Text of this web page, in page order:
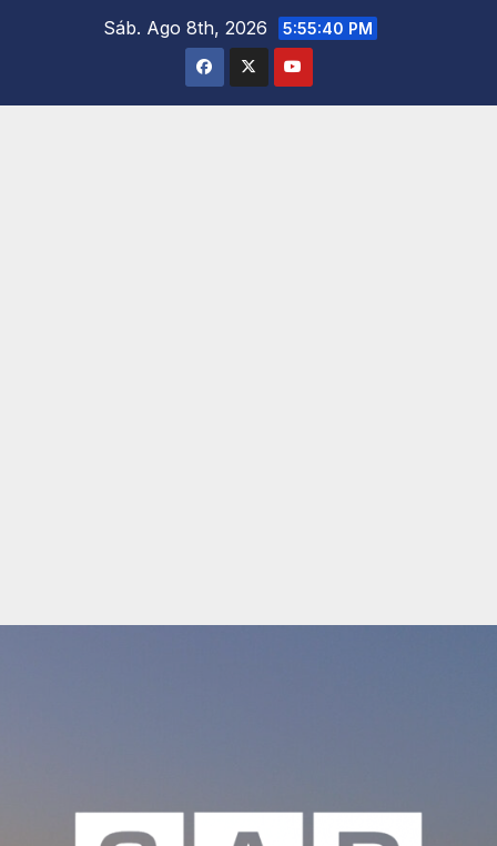
Sáb. Ago 8th, 2026 5:55:41 PM